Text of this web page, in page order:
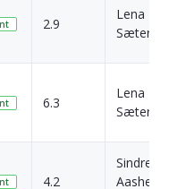
2.9
Lena
6.3
Lena
4.2
Sindre